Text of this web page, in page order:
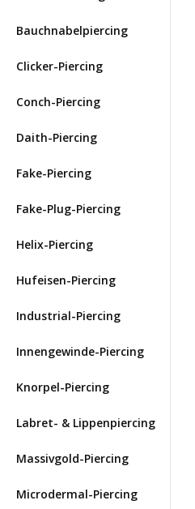
Bauchnabelpiercing
Clicker-Piercing
Conch-Piercing
Daith-Piercing
Fake-Piercing
Fake-Plug-Piercing
Helix-Piercing
Hufeisen-Piercing
Industrial-Piercing
Innengewinde-Piercing
Knorpel-Piercing
Labret- & Lippenpiercing
Massivgold-Piercing
Microdermal-Piercing